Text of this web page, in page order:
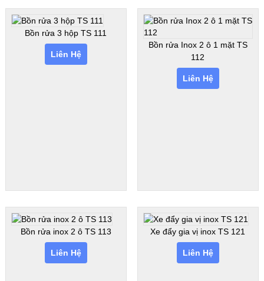
Bồn rửa 3 hộp TS 111
Liên Hệ
Bồn rửa Inox 2 ô 1 mặt TS
112
Liên Hệ
Bồn rửa inox 2 ô TS 113
Liên Hệ
Xe đẩy gia vị inox TS 121
Liên Hệ